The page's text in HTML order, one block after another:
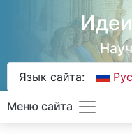
Язык сайта:
Меню сайта